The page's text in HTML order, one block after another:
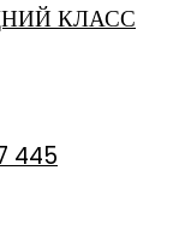
КЛАСС
445